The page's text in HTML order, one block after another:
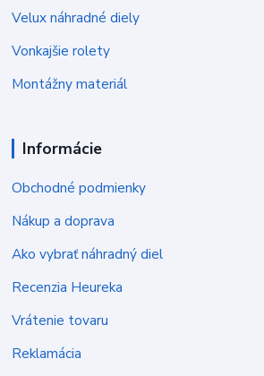
Velux náhradné diely
Vonkajšie rolety
Montážny materiál
Informácie
Obchodné podmienky
Nákup a doprava
Ako vybrať náhradný diel
Recenzia Heureka
Vrátenie tovaru
Reklamácia